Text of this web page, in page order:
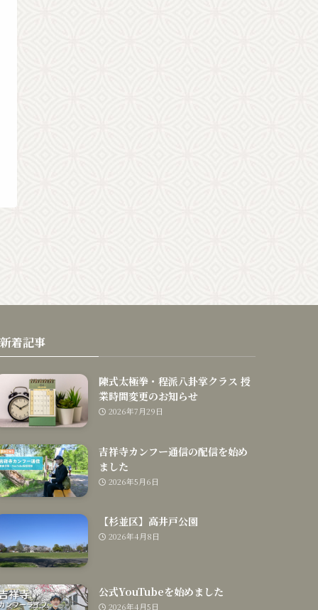
新着記事
陳式太極拳・程派八卦掌クラス 授
業時間変更のお知らせ
2026年7月29日
吉祥寺カンフー通信の配信を始め
ました
2026年5月6日
【杉並区】高井戸公園
2026年4月8日
公式YouTubeを始めました
2026年4月5日